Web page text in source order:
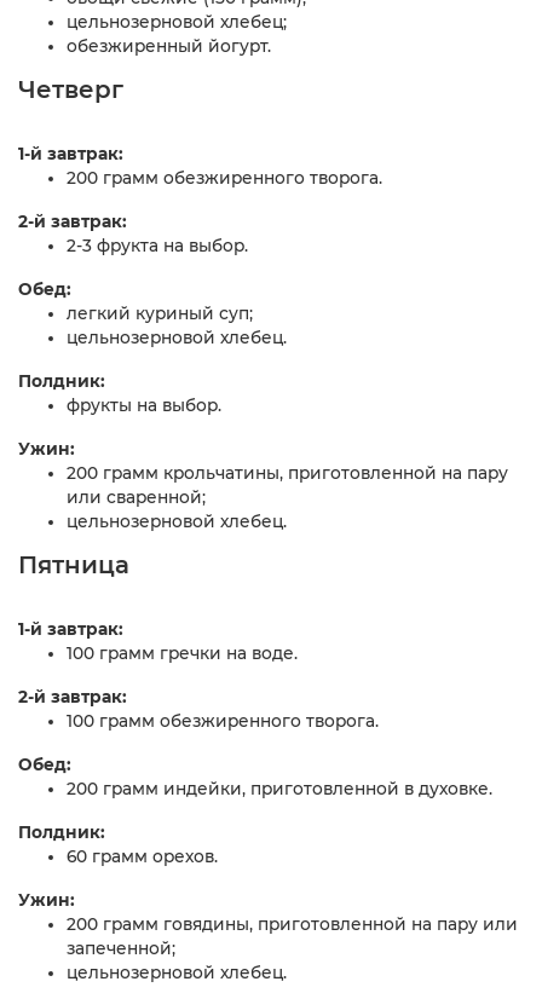
цельнозерновой хлебец;
обезжиренный йогурт.
Четверг
1-й завтрак:
200 грамм обезжиренного творога.
2-й завтрак:
2-3 фрукта на выбор.
Обед:
легкий куриный суп;
цельнозерновой хлебец.
Полдник:
фрукты на выбор.
Ужин:
200 грамм крольчатины, приготовленной на пару
или сваренной;
цельнозерновой хлебец.
Пятница
1-й завтрак:
100 грамм гречки на воде.
2-й завтрак:
100 грамм обезжиренного творога.
Обед:
200 грамм индейки, приготовленной в духовке.
Полдник:
60 грамм орехов.
Ужин:
200 грамм говядины, приготовленной на пару или
запеченной;
цельнозерновой хлебец.